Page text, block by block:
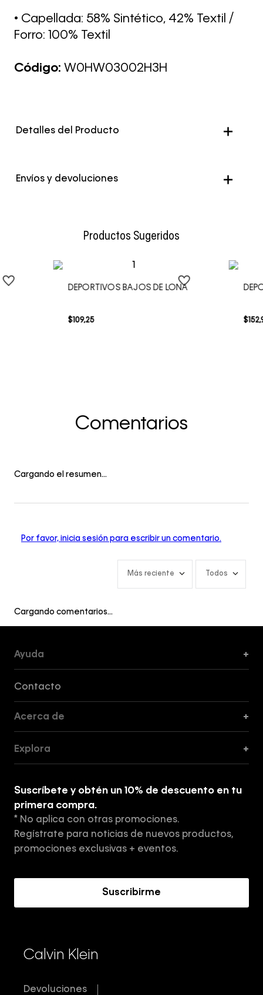
• Capellada: 58% Sintético, 42% Textil /
Forro: 100% Textil
Código: W0HW03002H3H
Detalles del Producto
Envíos y devoluciones
Productos Sugeridos
DEPORTIVOS BAJOS DE LONA
$109,25 $152,
Comentarios
Cargando el resumen…
Por favor, inicia sesión para escribir un comentario.
Más reciente Todos
Cargando comentarios…
Ayuda +
Contacto
Acerca de +
Tiendas
Aviso de privacidad
Términos y Condiciones
Explora +
Suscríbete y obtén un 10% de descuento en tu
primera compra.
* No aplica con otras promociones.
Regístrate para noticias de nuevos productos,
promociones exclusivas + eventos.
Suscribirme
Calvin Klein
Devoluciones